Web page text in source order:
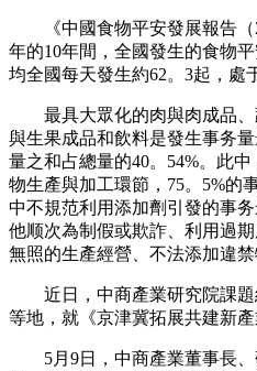
《中國食物平安發展報告（
年的10年間，全國發生的食物
均全國每天發生約62。3起，處
最具大眾化的肉與肉成品、
與生果成品和飲料是發生事务
量之和占總量的40。54%。此
物生產與加工環節，75。5%的
中不規范利用添加劑引發的事
他顺次為制假或欺詐、利用過
無照的生產經營、不法添加違禁
近日，中商產業研究院課題
等地，就《京津冀拓展共建新
5月9日，中商產業董事長、